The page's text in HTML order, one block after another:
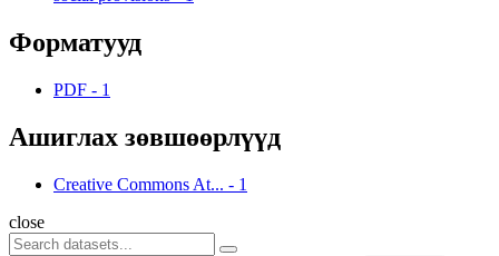
Форматууд
PDF - 1
Ашиглах зөвшөөрлүүд
Creative Commons At... - 1
close